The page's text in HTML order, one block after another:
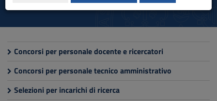
navigazione
sito
al
Footer
Concorsi per personale docente e ricercatori
Concorsi per personale tecnico amministrativo
Selezioni per incarichi di ricerca